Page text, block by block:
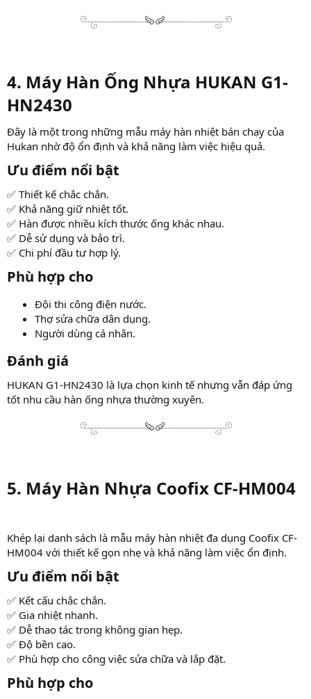
4. Máy Hàn Ống Nhựa HUKAN G1-
HN2430​
Đây là một trong những mẫu máy hàn nhiệt bán chạy của
Hukan nhờ độ ổn định và khả năng làm việc hiệu quả.
Ưu điểm nổi bật​
✅ Thiết kế chắc chắn.
✅ Khả năng giữ nhiệt tốt.
✅ Hàn được nhiều kích thước ống khác nhau.
✅ Dễ sử dụng và bảo trì.
✅ Chi phí đầu tư hợp lý.
Phù hợp cho​
Đội thi công điện nước.
Thợ sửa chữa dân dụng.
Người dùng cá nhân.
Đánh giá​
HUKAN G1-HN2430 là lựa chọn kinh tế nhưng vẫn đáp ứng
tốt nhu cầu hàn ống nhựa thường xuyên.
5. Máy Hàn Nhựa Coofix CF-HM004​
Khép lại danh sách là mẫu máy hàn nhiệt đa dụng Coofix CF-
HM004 với thiết kế gọn nhẹ và khả năng làm việc ổn định.
Ưu điểm nổi bật​
✅ Kết cấu chắc chắn.
✅ Gia nhiệt nhanh.
✅ Dễ thao tác trong không gian hẹp.
✅ Độ bền cao.
✅ Phù hợp cho công việc sửa chữa và lắp đặt.
Phù hợp cho​